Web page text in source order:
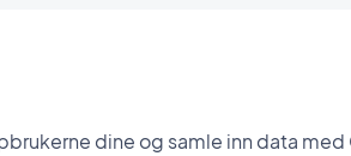
dine og samle inn data